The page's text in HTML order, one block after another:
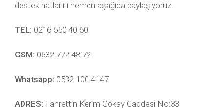
destek hatlarını hemen aşağıda paylaşıyoruz.
TEL: 0216 550 40 60
GSM: 0532 772 48 72
Whatsapp: 0532 100 4147
ADRES: Fahrettin Kerim Gökay Caddesi No:33